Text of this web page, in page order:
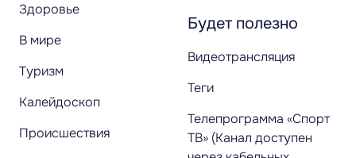
Здоровье
В мире
Туризм
Калейдоскоп
Происшествия
Будет полезно
Видеотрансляция
Теги
Телепрограмма «Спорт
ТВ» (Канал доступен